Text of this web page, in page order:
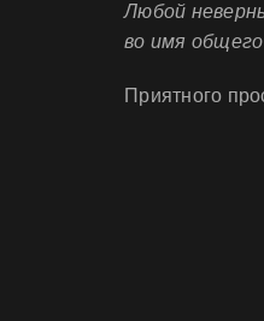
Любой
во имя
Приятного